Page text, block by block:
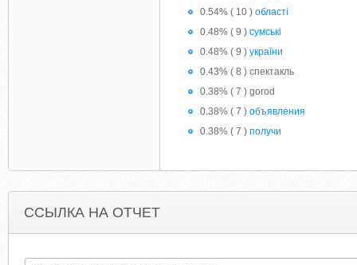
0.54% ( 10 ) області
0.48% ( 9 ) сумські
0.48% ( 9 ) україни
0.43% ( 8 ) спектакль
0.38% ( 7 ) gorod
0.38% ( 7 ) объявления
0.38% ( 7 ) получи
ССЫЛКА НА ОТЧЕТ